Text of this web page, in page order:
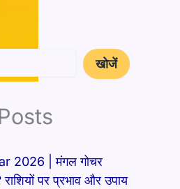
खोजें
2026 | मंगल गोचर
पर प्रभाव और उपाय